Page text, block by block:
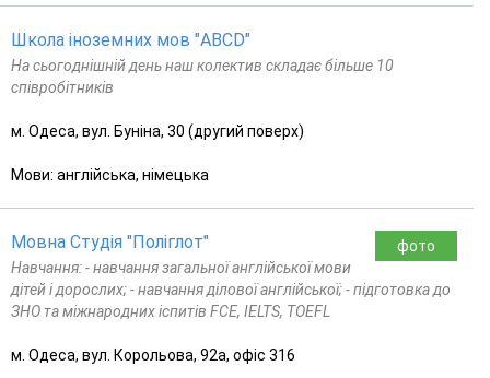
Школа іноземних мов "ABCD"
На сьогоднішній день наш колектив складає більше 10
співробітників
м. Одеса, вул. Буніна, 30 (другий поверх)
Мови: англійська, німецька
фото
Мовна Студія "Поліглот"
Навчання: - навчання загальної англійської мови
дітей і дорослих; - навчання ділової англійської; - підготовка до
ЗНО та міжнародних іспитів FCE, IELTS, TOEFL
м. Одеса, вул. Корольова, 92а, офіс 316